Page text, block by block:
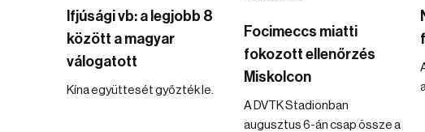
Ifjúsági vb: a legjobb 8
között a magyar
válogatott
Kína együttesét győzték le.
Focimeccs miatti
fokozott ellenőrzés
Miskolcon
A DVTK Stadionban
augusztus 6-án csap össze a